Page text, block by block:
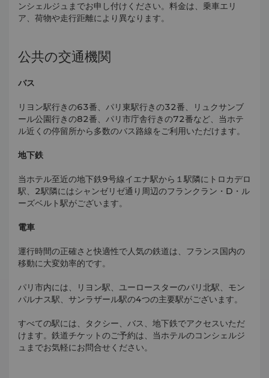
ンシェルジュまでお申し付けください。料金は、乗車エリ
ア、荷物や走行距離により異なります。
公共の交通機関
バス
リヨン駅行きの63番、パリ東駅行きの32番、リュクサンブ
ール公園行きの82番、パリ市庁舎行きの72番など、当ホテ
ル近くの停留所から多数のバス路線をご利用いただけます。
地下鉄
当ホテル至近の地下鉄9号線イエナ駅から１駅隣にトロカデロ
駅、2駅隣にはシャンゼリゼ通り周辺のフランクラン・D・ル
ーズベルト駅がございます。
電車
運行時間の正確さと快適性で人気の鉄道は、フランス国内の
移動に大変効率的です。
パリ市内には、リヨン駅、ユーロースターのパリ北駅、モン
パルナス駅、サンラザール駅の4つの主要駅がございます。
すべての駅には、タクシー、バス、地下鉄でアクセスいただ
けます。鉄道チケットのご予約は、当ホテルのコンシェルジ
ュまでお気軽にお問合せください。